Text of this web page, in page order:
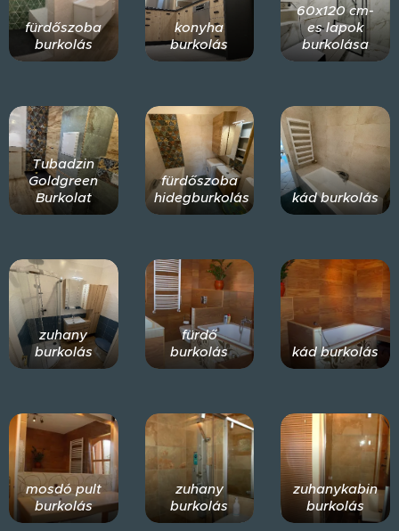
fürdőszoba
burkolás
konyha
burkolás
60x120 cm-
es lapok
burkolása
Tubadzin
Goldgreen
Burkolat
fürdőszoba
hidegburkolás
kád burkolás
zuhany
burkolás
fürdő
burkolás
kád burkolás
mosdó pult
burkolás
zuhany
burkolás
zuhanykabin
burkolás